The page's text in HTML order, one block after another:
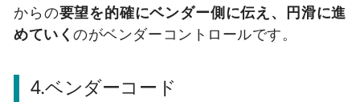
からの要望を的確にベンダー側に伝え、円滑に進
めていくのがベンダーコントロールです。
4.ベンダーコード